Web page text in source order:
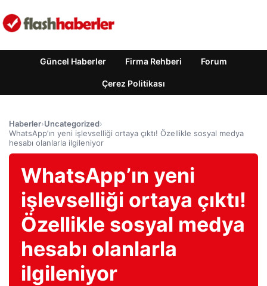
Güncel Haberler Firma Rehberi Forum
Çerez Politikası
Haberler›Uncategorized›
WhatsApp’ın yeni işlevselliği ortaya çıktı! Özellikle sosyal medya
hesabı olanlarla ilgileniyor
WhatsApp’ın yeni
işlevselliği ortaya çıktı!
Özellikle sosyal medya
hesabı olanlarla
ilgileniyor